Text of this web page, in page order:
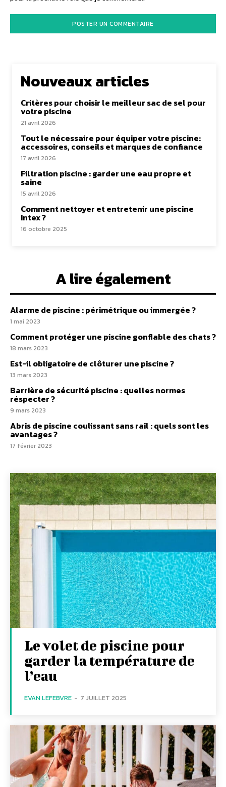
Nouveaux articles
Critères pour choisir le meilleur sac de sel pour
votre piscine
21 avril 2026
Tout le nécessaire pour équiper votre piscine:
accessoires, conseils et marques de confiance
17 avril 2026
Filtration piscine : garder une eau propre et
saine
15 avril 2026
Comment nettoyer et entretenir une piscine
Intex ?
16 octobre 2025
A lire également
Alarme de piscine : périmétrique ou immergée ?
1 mai 2023
Comment protéger une piscine gonflable des chats ?
18 mars 2023
Est-il obligatoire de clôturer une piscine ?
13 mars 2023
Barrière de sécurité piscine : quelles normes
réspecter ?
9 mars 2023
Abris de piscine coulissant sans rail : quels sont les
avantages ?
17 février 2023
Le volet de piscine pour
garder la température de
l’eau
EVAN LEFEBVRE - 7 JUILLET 2025